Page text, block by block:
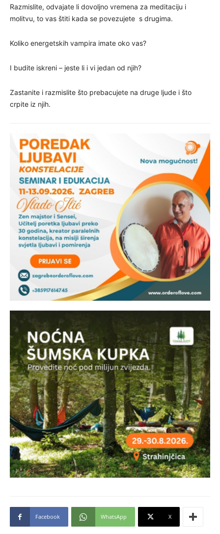
Razmislite, odvajate li dovoljno vremena za meditaciju i
molitvu, to vas štiti kada se povezujete s drugima.
Koliko energetskih vampira imate oko vas?
I budite iskreni – jeste li i vi jedan od njih?
Zastanite i razmislite što prebacujete na druge ljude i što
crpite iz njih.
Facebook WhatsApp X